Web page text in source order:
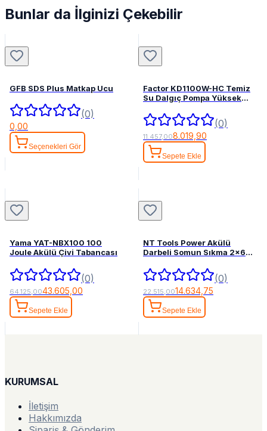
Bunlar da İlginizi Çekebilir
GFB SDS Plus Matkap Ucu
(0)
0,00
Seçenekleri Gör
Factor KD1100W-HC Temiz
Su Dalgıç Pompa Yüksek
(0)
11.457,008.019,90
Sepete Ekle
Yama YAT-NBX100 100
Joule Akülü Çivi Tabancası
(0)
64.125,0043.605,00
Sepete Ekle
NT Tools Power Akülü
Darbeli Somun Sıkma 2x6
(0)
22.515,0014.634,75
Sepete Ekle
KURUMSAL
İletişim
Hakkımızda